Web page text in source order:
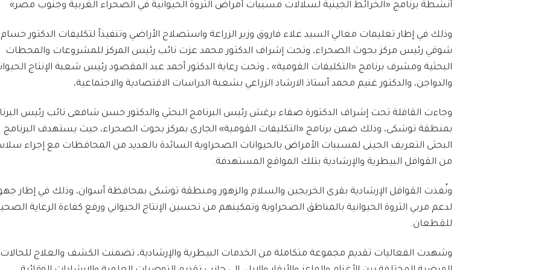
أنشطة برنامج «الخرائط الجينية لسلالات مسببات أمراض الثروة الحيوانية في الصحراء الغربية وجنوب مصر»
وذلك في إطار تعليمات معالي السيد علاء فاروق وزير الزراعة واستصلاح الأراضي وتنفيذاً لتكليفات الدكتور حسام
شوقي رئيس مركز بحوث الصحراء، وتحت إشراف الدكتور محمد عزت نائب رئيس المركز للمشروعات والمحطات
البحثية ومشرف برنامج «التكليفات القومية» ، وتحت رعاية الدكتور أحمد عبد المقصود رئيس شعبة الإنتاج
والدواجن، والدكتور غنيم محمد أستاذ الارشاد الزراعي بشعبة الدراسات الاقتصادية والاجتماعية،
وجاءت القافلة تحت إشراف الدكتورة صفاء برغش رئيس البرنامج البحثي والدكتور حسن شافعى نائب رئيس
بمنطقة توشكى، وذلك ضمن برنامج «التكليفات القومية» الجارى بمركز بحوث الصحراء، حيث يستهدف البرنامج
البحثى التعريف الجينى لمسببات الأمراض بالحيوانات الصحراوية السائدة بالعديد من المحافظات مع إجراء
من القوافل البيطرية والإرشادية بتلك المواقع المستهدفة.
ونُفذت القوافل الإرشادية بقرى الخريجين والسلام والزهور ومنطقة توشكى بمحافظة أسوان، وذلك في إطار
لدعم مربي الثروة الحيوانية بالمناطق الصحراوية وتمكينهم من تحسين الإنتاج الحيواني ورفع كفاءة الرعاية
للقطعان.
وشهدت الفعاليات تقديم مجموعة متكاملة من الخدمات البيطرية والإرشادية، تضمنت الكشف والعلاج للحالات